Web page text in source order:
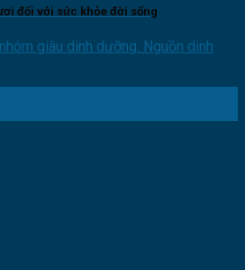
đối với sức khỏe đời sống
giàu dinh dưỡng. Nguồn dinh